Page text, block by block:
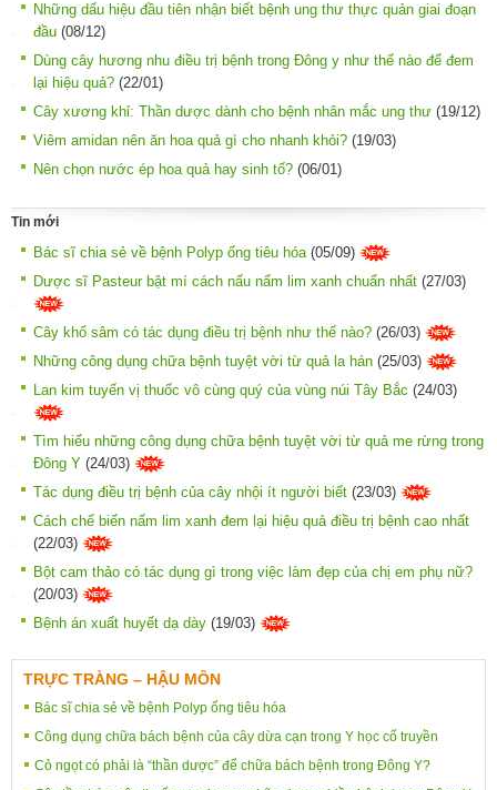
Những dấu hiệu đầu tiên nhận biết bệnh ung thư thực quản giai đoạn
đầu (08/12)
Dùng cây hương nhu điều trị bệnh trong Đông y như thế nào để đem
lại hiệu quả? (22/01)
Cây xương khỉ: Thần dược dành cho bệnh nhân mắc ung thư (19/12)
Viêm amidan nên ăn hoa quả gì cho nhanh khỏi? (19/03)
Nên chọn nước ép hoa quả hay sinh tố? (06/01)
Tin mới
Bác sĩ chia sẻ về bệnh Polyp ống tiêu hóa (05/09)
Dược sĩ Pasteur bật mí cách nấu nấm lim xanh chuẩn nhất (27/03)
Cây khổ sâm có tác dụng điều trị bệnh như thế nào? (26/03)
Những công dụng chữa bệnh tuyệt vời từ quả la hán (25/03)
Lan kim tuyến vị thuốc vô cùng quý của vùng núi Tây Bắc (24/03)
Tìm hiểu những công dụng chữa bệnh tuyệt vời từ quả me rừng trong
Đông Y (24/03)
Tác dụng điều trị bệnh của cây nhội ít người biết (23/03)
Cách chế biến nấm lim xanh đem lại hiệu quả điều trị bệnh cao nhất
(22/03)
Bột cam thảo có tác dụng gì trong việc làm đẹp của chị em phụ nữ?
(20/03)
Bệnh án xuất huyết dạ dày (19/03)
TRỰC TRÀNG – HẬU MÔN
Bác sĩ chia sẻ về bệnh Polyp ống tiêu hóa
Công dụng chữa bách bệnh của cây dừa cạn trong Y học cổ truyền
Cỏ ngọt có phải là “thần dược” để chữa bách bệnh trong Đông Y?